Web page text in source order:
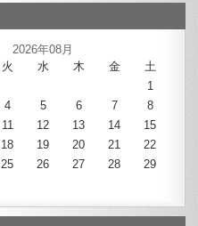
2026年08月
火 水 木 金
土
1
4 5 6 7
8
11 12 13 14
15
18 19 20 21
22
25 26 27 28
29